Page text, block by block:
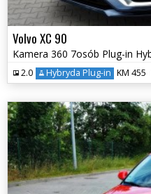
Volvo XC 90
2.0 Hybryda Plug-in KM 455